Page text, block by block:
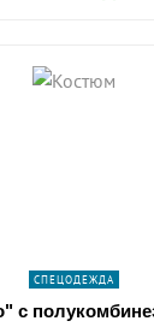
В
СПЕЦОДЕЖДА
с